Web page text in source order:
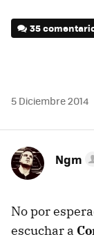
35
5 Diciembre 2014
Ngm
No por
escuchar a